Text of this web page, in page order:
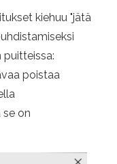
kiehuu "jätä
puitteissa:
poistaa
on